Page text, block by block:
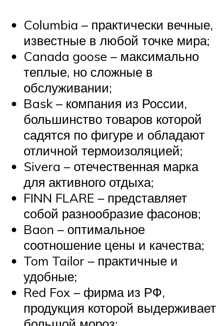
Columbia – практически вечные,
известные в любой точке мира;
Canada goose – максимально
теплые, но сложные в
обслуживании;
Bask – компания из России,
большинство товаров которой
садятся по фигуре и обладают
отличной термоизоляцией;
Sivera – отечественная марка
для активного отдыха;
FINN FLARE – представляет
собой разнообразие фасонов;
Baon – оптимальное
соотношение цены и качества;
Tom Tailor – практичные и
удобные;
Red Fox – фирма из РФ,
продукция которой выдерживает